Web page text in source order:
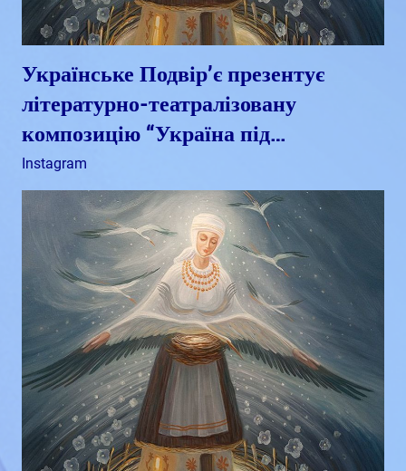
Українське Подвір’є презентує
літературно-театралізовану
композицію “Україна під…
Вересень 26, 2023
admin
Instagram